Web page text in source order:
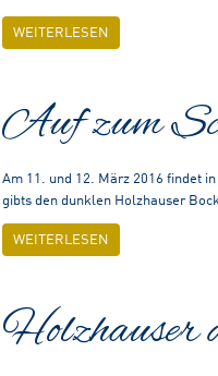
WEITERLESEN
Auf zum
Am 11. und 12. März 2016 findet
gibts den dunklen Holzhauser
WEITERLESEN
Holzhauser